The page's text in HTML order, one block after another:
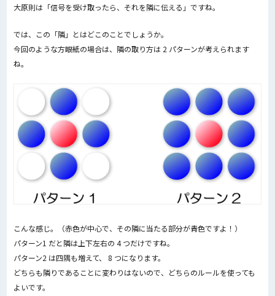
大原則は「信号を受け取ったら、それを隣に伝える」ですね。
では、この「隣」とはどこのことでしょうか。
今回のような方眼紙の場合は、隣の取り方は 2 パターンが考えられます
ね。
こんな感じ。（赤色が中心で、その隣に当たる部分が青色ですよ！）
パターン1 だと隣は上下左右の 4 つだけですね。
パターン2 は四隅も増えて、 8 つになります。
どちらも隣りであることに変わりはないので、どちらのルールを使っても
よいです。